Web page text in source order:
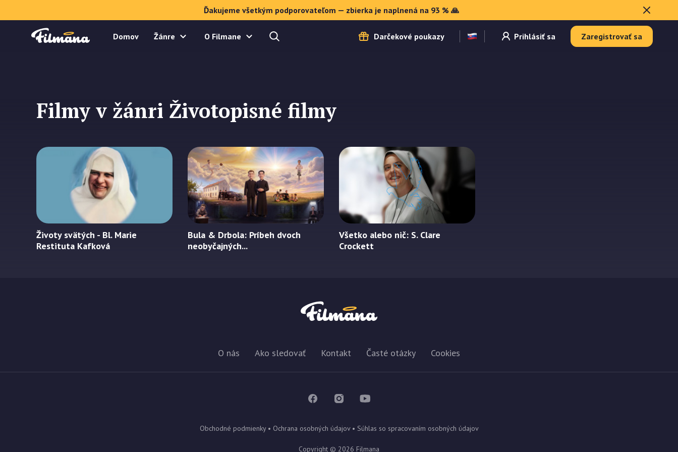
Ďakujeme všetkým podporovateľom — zbierka je naplnená na 93 % 🙏
Domov Žánre O Filmane Darčekové poukazy Prihlásiť sa Zaregistrovať sa
Filmy v žánri Životopisné filmy
Životy svätých - Bl. Marie
Restituta Kafková
Bula & Drbola: Príbeh dvoch
neobyčajných...
Všetko alebo nič: S. Clare
Crockett
O nás Ako sledovať Kontakt Časté otázky Cookies
Obchodné podmienky• Ochrana osobných údajov• Súhlas so spracovaním osobných údajov
Copyright © 2026 Filmana